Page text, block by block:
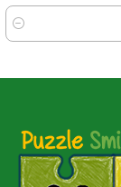
Cantidad